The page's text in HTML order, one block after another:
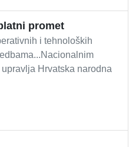
promet
i tehnoloških
Hrvatska narodna